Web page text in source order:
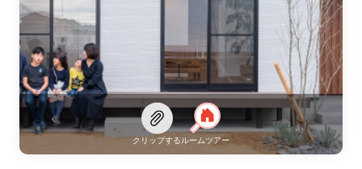
クリップするルームツアー